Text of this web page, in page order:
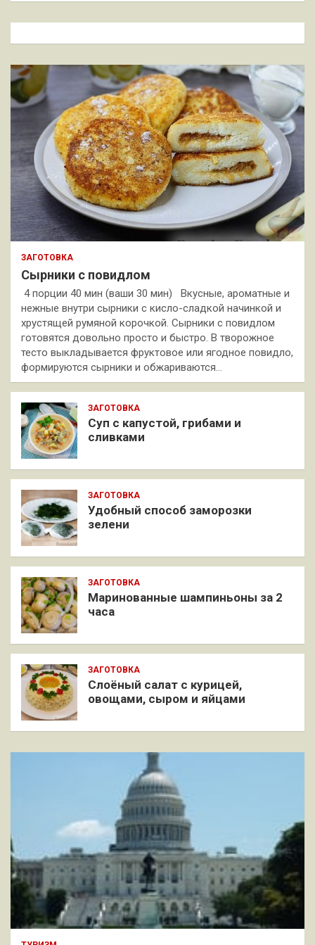
к
ЗАГОТОВКА
Сырники с повидлом
4 порции 40 мин (ваши 30 мин) Вкусные, ароматные и
нежные внутри сырники с кисло-сладкой начинкой и
хрустящей румяной корочкой. Сырники с повидлом
готовятся довольно просто и быстро. В творожное
тесто выкладывается фруктовое или ягодное повидло,
формируются сырники и обжариваются…
ЗАГОТОВКА
Суп с капустой, грибами и
сливками
ЗАГОТОВКА
Удобный способ заморозки
зелени
ЗАГОТОВКА
Маринованные шампиньоны за 2
часа
ЗАГОТОВКА
Слоёный салат с курицей,
овощами, сыром и яйцами